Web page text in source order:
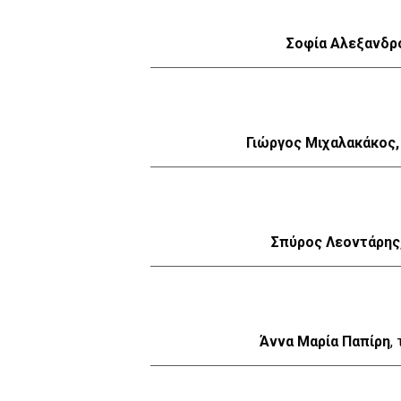
Σοφία
Γιώργος
Σπύρος
Άννα Μαρία Παπίρη,